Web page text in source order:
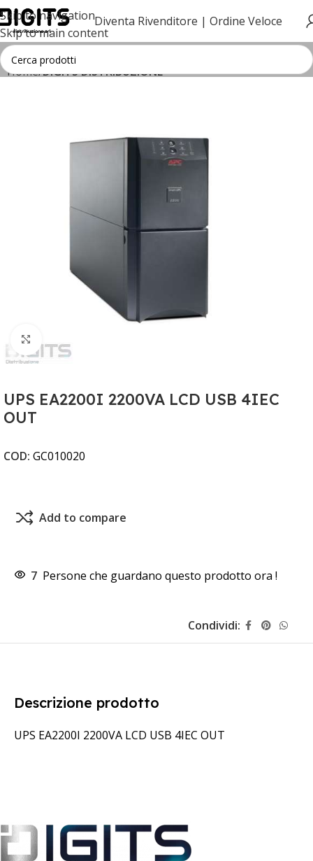
Skip to navigation
Skip to main content
Diventa Rivenditore | Ordine Veloce
Home DIGITS DISTRIBUZIONE
UPS EA2200I 2200VA LCD USB 4IEC
OUT
COD: GC010020
Add to compare
7 Persone che guardano questo prodotto ora !
Condividi:
Descrizione prodotto
UPS EA2200I 2200VA LCD USB 4IEC OUT